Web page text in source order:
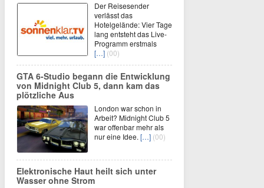
Der Reisesender
verlässt das
Hotelgelände: Vier Tage
lang entsteht das Live-
Programm erstmals
[…] (00)
GTA 6-Studio begann die Entwicklung
von Midnight Club 5, dann kam das
plötzliche Aus
London war schon in
Arbeit? Midnight Club 5
war offenbar mehr als
nur eine Idee. […] (00)
Elektronische Haut heilt sich unter
Wasser ohne Strom